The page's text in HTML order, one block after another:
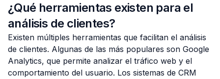
¿Qué herramientas existen para el
análisis de clientes?
Existen múltiples herramientas que facilitan el análisis
de clientes. Algunas de las más populares son Google
Analytics, que permite analizar el tráfico web y el
comportamiento del usuario. Los sistemas de CRM